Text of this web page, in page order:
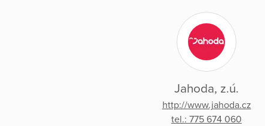
Jahoda, z.ú.
http://www.jahoda.cz
tel.: 775 674 060